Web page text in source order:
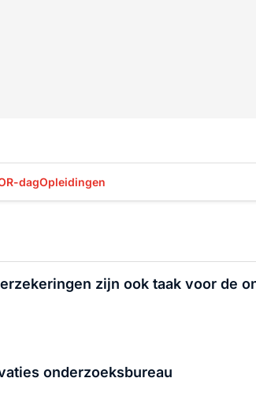
dagOpleidingen
zijn ook taak voor de
onderzoeksbureau